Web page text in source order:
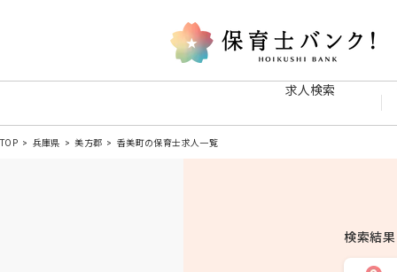
求人検索
TOP 兵庫県 美方郡 香美町の保育士求人一覧
検索結